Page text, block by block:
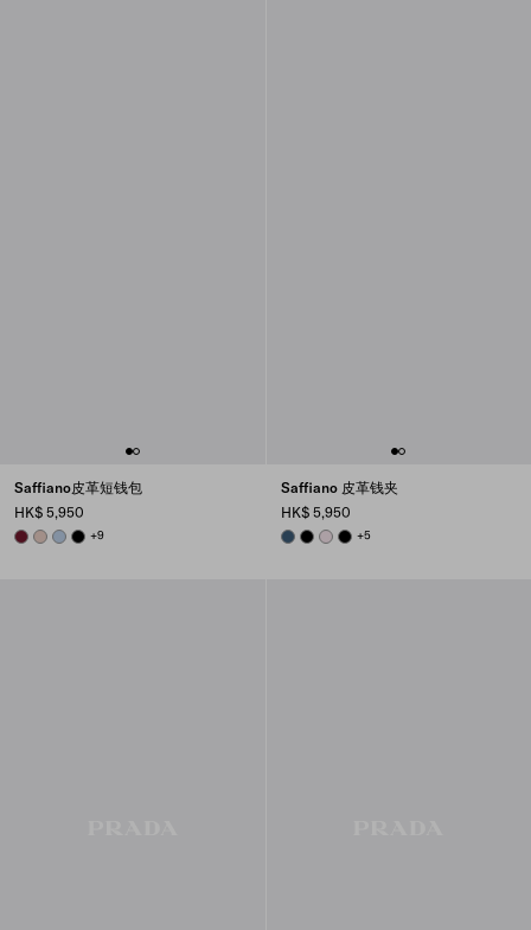
Saffiano皮革短钱包
HK$ 5,950
BURGUNDY
POWDER PINK
PALE BLUE
BLACK
+9
Saffiano 皮革钱夹
HK$ 5,950
AVIATION BLUE
BLACKALABASTER
BLACK
+5